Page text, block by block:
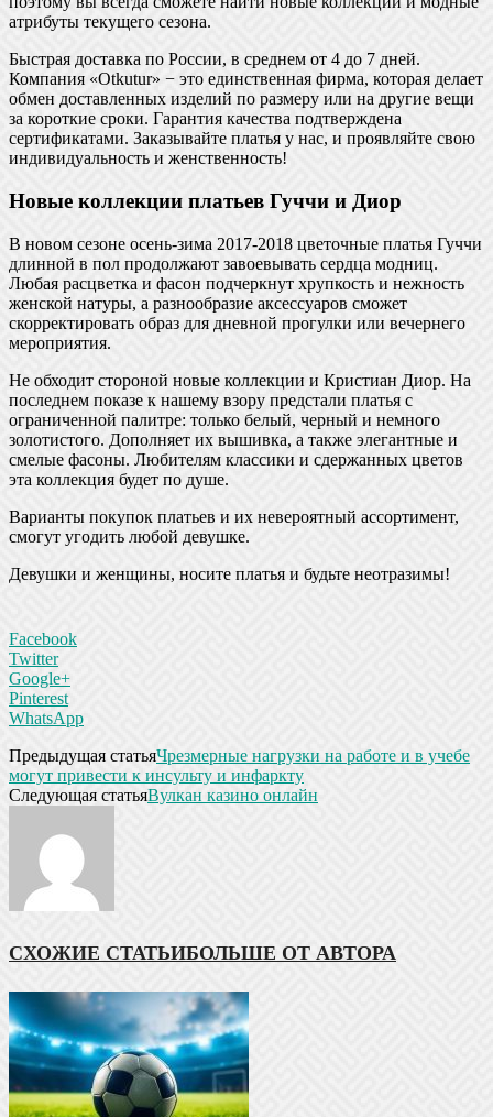
атрибуты текущего сезона.
Быстрая доставка по России, в среднем от 4 до 7 дней.
Компания «Otkutur» − это единственная фирма, которая делает
обмен доставленных изделий по размеру или на другие вещи
за короткие сроки. Гарантия качества подтверждена
сертификатами. Заказывайте платья у нас, и проявляйте свою
индивидуальность и женственность!
Новые коллекции платьев Гуччи и Диор
В новом сезоне осень-зима 2017-2018 цветочные платья Гуччи
длинной в пол продолжают завоевывать сердца модниц.
Любая расцветка и фасон подчеркнут хрупкость и нежность
женской натуры, а разнообразие аксессуаров сможет
скорректировать образ для дневной прогулки или вечернего
мероприятия.
Не обходит стороной новые коллекции и Кристиан Диор. На
последнем показе к нашему взору предстали платья с
ограниченной палитре: только белый, черный и немного
золотистого. Дополняет их вышивка, а также элегантные и
смелые фасоны. Любителям классики и сдержанных цветов
эта коллекция будет по душе.
Варианты покупок платьев и их невероятный ассортимент,
смогут угодить любой девушке.
Девушки и женщины, носите платья и будьте неотразимы!
Facebook
Twitter
Google+
Pinterest
WhatsApp
Предыдущая статьяЧрезмерные нагрузки на работе и в учебе
могут привести к инсульту и инфаркту
Следующая статьяВулкан казино онлайн
СХОЖИЕ СТАТЬИБОЛЬШЕ ОТ АВТОРА